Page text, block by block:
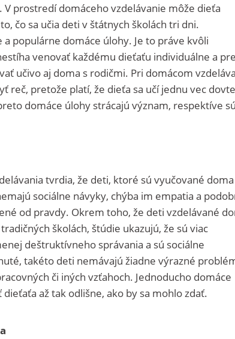
prostredí domáceho vzdelávanie môže dieťa
čo sa učia deti v štátnych školách tri dni.
populárne domáce úlohy. Je to práve kvôli
venovať každému dieťaťu individuálne a
učivo aj doma s rodičmi. Pri domácom
reč, pretože platí, že dieťa sa učí jednu vec
domáce úlohy strácajú význam, respektíve sú
tvrdia, že deti, ktoré sú vyučované doma
sociálne návyky, chýba im empatia a
od pravdy. Okrem toho, že deti vzdelávané
školách, štúdie ukazujú, že sú viac
deštruktívneho správania a sú sociálne
takéto deti nemávajú žiadne výrazné
či iných vzťahoch. Jednoducho domáce
až tak odlišne, ako by sa mohlo zdať.